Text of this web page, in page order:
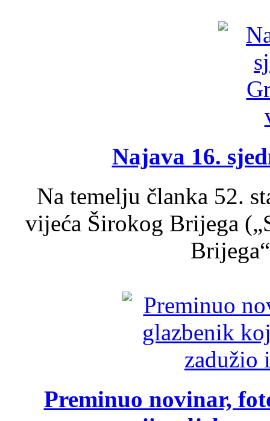
Najava 16.
Na temelju članka 52.
vijeća Širokog Brijega
Preminuo novinar,